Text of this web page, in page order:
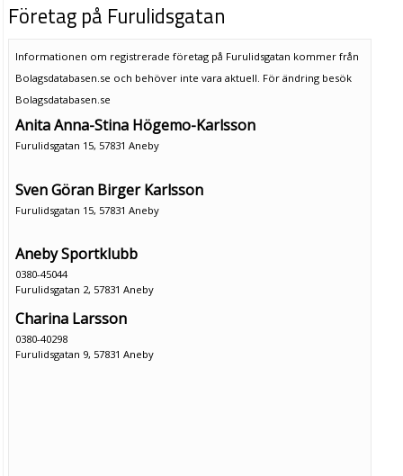
Företag på Furulidsgatan
Informationen om registrerade företag på Furulidsgatan kommer från
Bolagsdatabasen.se och behöver inte vara aktuell. För ändring besök
Bolagsdatabasen.se
Anita Anna-Stina Högemo-Karlsson
Furulidsgatan 15, 57831 Aneby
Sven Göran Birger Karlsson
Furulidsgatan 15, 57831 Aneby
Aneby Sportklubb
0380-45044
Furulidsgatan 2, 57831 Aneby
Charina Larsson
0380-40298
Furulidsgatan 9, 57831 Aneby